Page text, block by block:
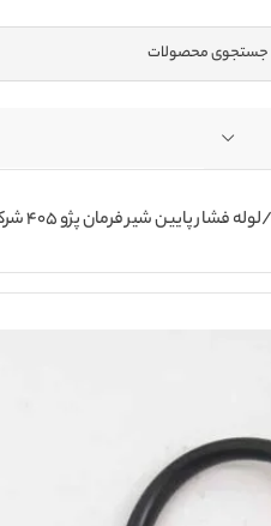
لوله فشار پایین شیر فرمان پژو 405 شرکتی ایساکو